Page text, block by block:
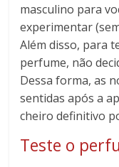
masculino para
experimentar
Além disso, para
perfume, não
Dessa forma, as
sentidas após a
cheiro definitivo
Teste o